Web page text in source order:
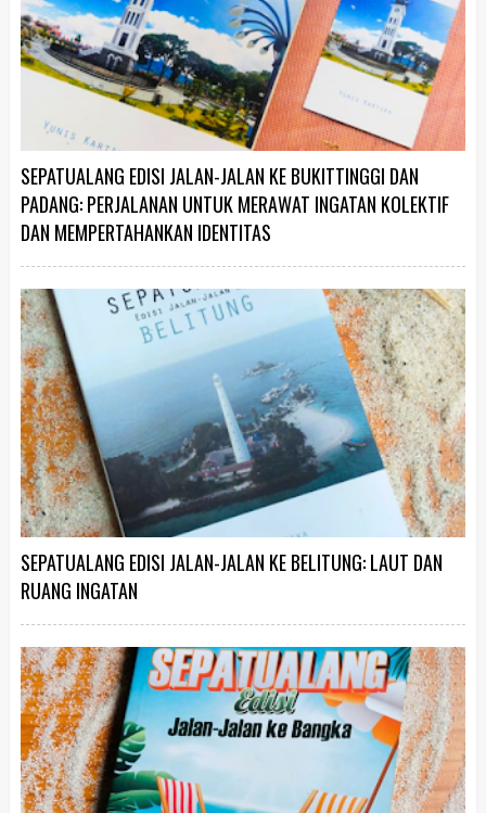
SEPATUALANG EDISI JALAN-JALAN KE BUKITTINGGI DAN
PADANG: PERJALANAN UNTUK MERAWAT INGATAN KOLEKTIF
DAN MEMPERTAHANKAN IDENTITAS
SEPATUALANG EDISI JALAN-JALAN KE BELITUNG: LAUT DAN
RUANG INGATAN